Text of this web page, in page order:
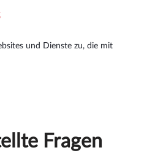
und Dienste zu, die mit
Fragen